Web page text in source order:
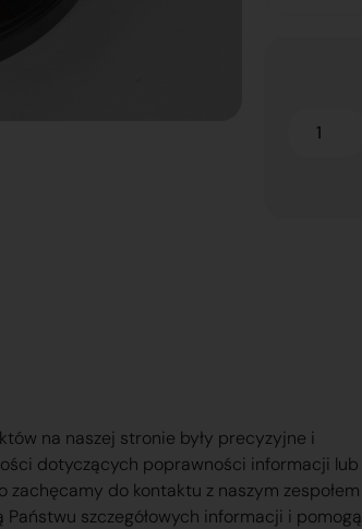
na naszej stronie były precyzyjne i
dotyczących poprawności informacji lub
do kontaktu z naszym zespołem
szczegółowych informacji i pomogą